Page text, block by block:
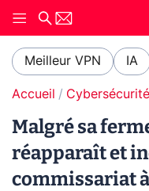
Meilleur VPN IA
Accueil Cybersécurité
Malgré sa
réapparaît et
commissariat à